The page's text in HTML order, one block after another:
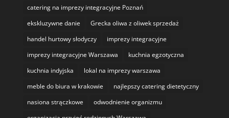
catering na imprezy integracyjne Poznań
ekskluzywne danie
Grecka oliwa z oliwek sprzedaż
handel hurtowy słodyczy
imprezy integracyjne
imprezy integracyjne Warszawa
kuchnia egzotyczna
kuchnia indyjska
lokal na imprezy warszawa
meble do biura w krakowie
najlepszy catering dietetyczny
nasiona strączkowe
odwodnienie organizmu